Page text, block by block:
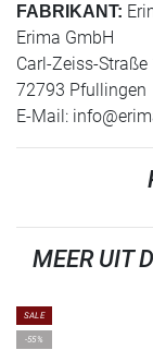
FABRIKANT:
Erima GmbH
Carl-Zeiss-Straße
72793 Pfullingen
E-Mail:
MEER UIT
SALE
-55%